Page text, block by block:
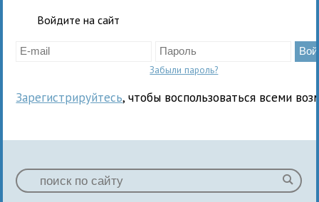
Войдите на сайт
Забыли пароль?
Зарегистрируйтесь, чтобы воспользоваться всеми